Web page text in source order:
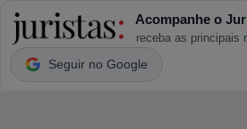
Acompanhe o
receba as principais
Seguir no Google